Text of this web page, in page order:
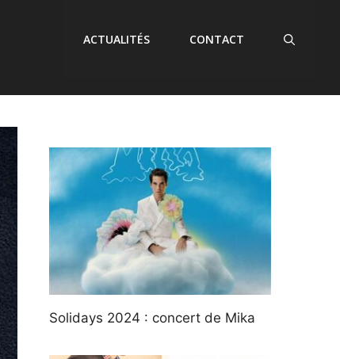
ACTUALITÉS CONTACT
Solidays 2024 : concert de Mika